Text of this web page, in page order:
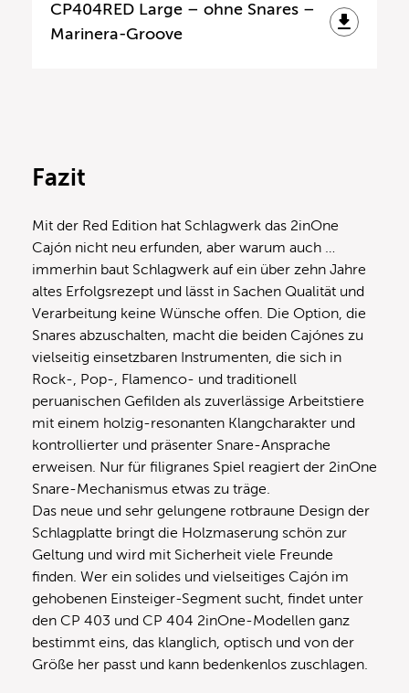
CP404RED Large – ohne Snares –
Marinera-Groove
Fazit
Mit der Red Edition hat Schlagwerk das 2inOne
Cajón nicht neu erfunden, aber warum auch …
immerhin baut Schlagwerk auf ein über zehn Jahre
altes Erfolgsrezept und lässt in Sachen Qualität und
Verarbeitung keine Wünsche offen. Die Option, die
Snares abzuschalten, macht die beiden Cajónes zu
vielseitig einsetzbaren Instrumenten, die sich in
Rock-, Pop-, Flamenco- und traditionell
peruanischen Gefilden als zuverlässige Arbeitstiere
mit einem holzig-resonanten Klangcharakter und
kontrollierter und präsenter Snare-Ansprache
erweisen. Nur für filigranes Spiel reagiert der 2inOne
Snare-Mechanismus etwas zu träge.
Das neue und sehr gelungene rotbraune Design der
Schlagplatte bringt die Holzmaserung schön zur
Geltung und wird mit Sicherheit viele Freunde
finden. Wer ein solides und vielseitiges Cajón im
gehobenen Einsteiger-Segment sucht, findet unter
den CP 403 und CP 404 2inOne-Modellen ganz
bestimmt eins, das klanglich, optisch und von der
Größe her passt und kann bedenkenlos zuschlagen.